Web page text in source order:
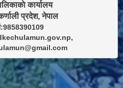
कार्यालय